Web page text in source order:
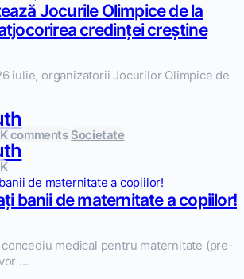
Jocurile Olimpice de la
credinței creștine
iulie, organizatorii Jocurilor Olimpice de
comments Societate
banii de maternitate a copiilor!
medical pentru maternitate (pre-
...